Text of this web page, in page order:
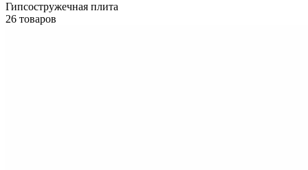
Гипсостружечная плита
26 товаров